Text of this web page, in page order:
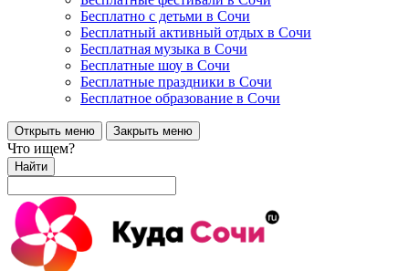
Бесплатно с детьми в Сочи
Бесплатный активный отдых в Сочи
Бесплатная музыка в Сочи
Бесплатные шоу в Сочи
Бесплатные праздники в Сочи
Бесплатное образование в Сочи
Открыть меню Закрыть меню
Что ищем?
Найти